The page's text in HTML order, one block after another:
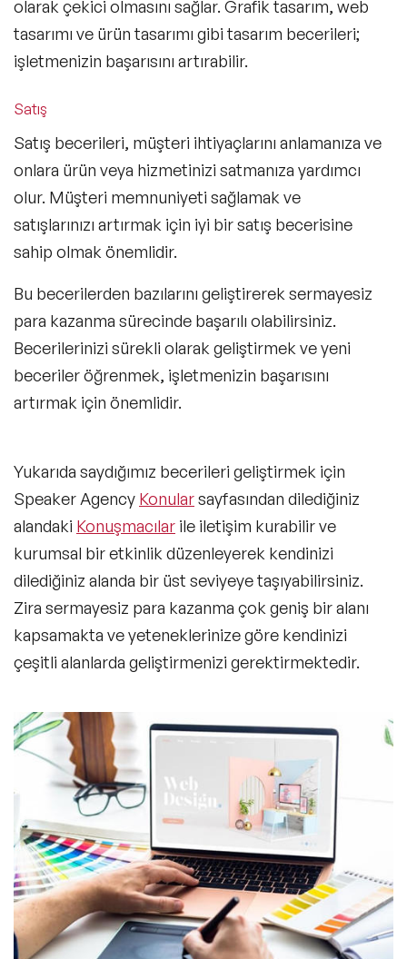
olarak çekici olmasını sağlar. Grafik tasarım, web
tasarımı ve ürün tasarımı gibi tasarım becerileri;
işletmenizin başarısını artırabilir.
Satış
Satış becerileri, müşteri ihtiyaçlarını anlamanıza ve
onlara ürün veya hizmetinizi satmanıza yardımcı
olur. Müşteri memnuniyeti sağlamak ve
satışlarınızı artırmak için iyi bir satış becerisine
sahip olmak önemlidir.
Bu becerilerden bazılarını geliştirerek sermayesiz
para kazanma sürecinde başarılı olabilirsiniz.
Becerilerinizi sürekli olarak geliştirmek ve yeni
beceriler öğrenmek, işletmenizin başarısını
artırmak için önemlidir.
Yukarıda saydığımız becerileri geliştirmek için
Speaker Agency Konularsayfasından dilediğiniz
alandaki Konuşmacılar ile iletişim kurabilir ve
kurumsal bir etkinlik düzenleyerek kendinizi
dilediğiniz alanda bir üst seviyeye taşıyabilirsiniz.
Zira sermayesiz para kazanma çok geniş bir alanı
kapsamakta ve yeteneklerinize göre kendinizi
çeşitli alanlarda geliştirmenizi gerektirmektedir.